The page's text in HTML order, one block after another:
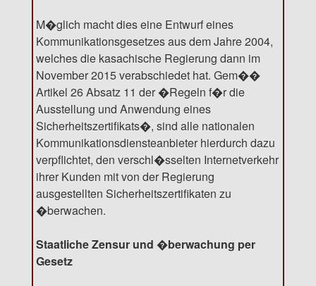
M�glich macht dies eine Entwurf eines
Kommunikationsgesetzes aus dem Jahre 2004,
welches die kasachische Regierung dann im
November 2015 verabschiedet hat. Gem��
Artikel 26 Absatz 11 der �Regeln f�r die
Ausstellung und Anwendung eines
Sicherheitszertifikats�, sind alle nationalen
Kommunikationsdiensteanbieter hierdurch dazu
verpflichtet, den verschl�sselten Internetverkehr
ihrer Kunden mit von der Regierung
ausgestellten Sicherheitszertifikaten zu
�berwachen.
Staatliche Zensur und �berwachung per
Gesetz